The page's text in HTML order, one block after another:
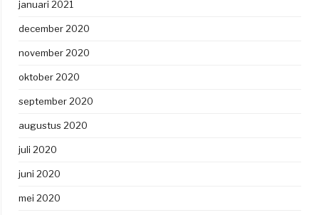
januari 2021
december 2020
november 2020
oktober 2020
september 2020
augustus 2020
juli 2020
juni 2020
mei 2020